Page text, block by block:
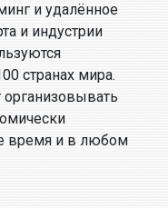
и удалённое
и индустрии
странах мира.
время и в любом